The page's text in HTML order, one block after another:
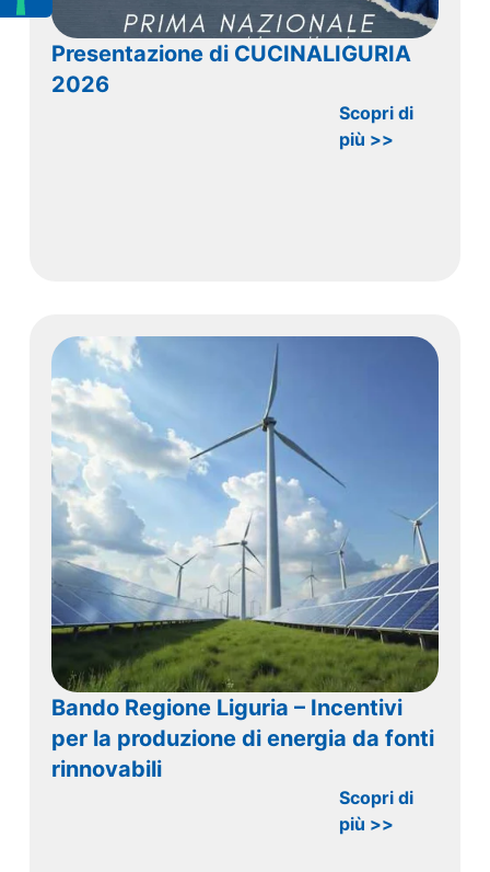
Presentazione di CUCINALIGURIA
2026
Scopri di
più >>
Bando Regione Liguria – Incentivi
per la produzione di energia da fonti
rinnovabili
Scopri di
più >>